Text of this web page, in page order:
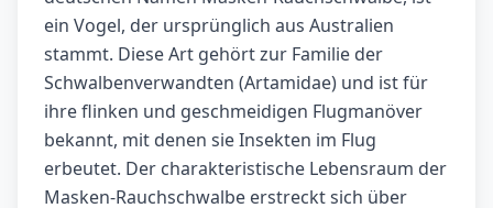
ein Vogel, der ursprünglich aus Australien
stammt. Diese Art gehört zur Familie der
Schwalbenverwandten (Artamidae) und ist für
ihre flinken und geschmeidigen Flugmanöver
bekannt, mit denen sie Insekten im Flug
erbeutet. Der charakteristische Lebensraum der
Masken-Rauchschwalbe erstreckt sich über